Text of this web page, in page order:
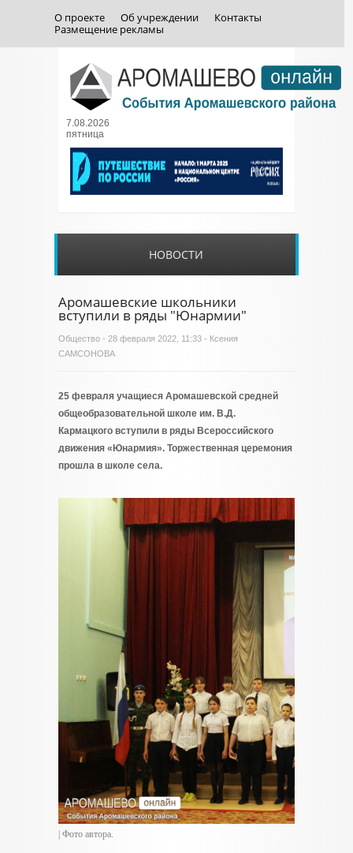
О проекте Об учреждении
Контакты
Размещение рекламы
7.08.2026
пятница
НОВОСТИ
Аромашевские школьники
вступили в ряды "Юнармии"
Общество - 28 февраля 2022, 11:33 - Ксения
САМСОНОВА
25 февраля учащиеся Аромашевской средней
общеобразовательной школе им. В.Д.
Кармацкого вступили в ряды Всероссийского
движения «Юнармия». Торжественная церемония
прошла в школе села.
| Фото автора.